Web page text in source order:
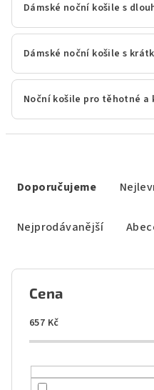
Dámské noční košile s
Dámské noční košile s
Noční košile pro těhotné a
Doporučujeme
Nejprodávanější
Cena
657 Kč